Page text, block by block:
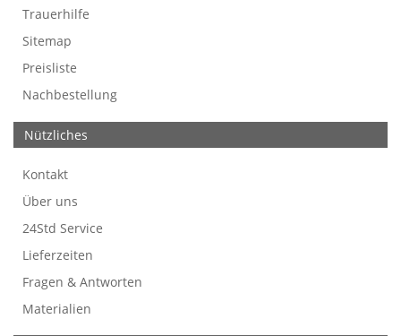
Trauerhilfe
Sitemap
Preisliste
Nachbestellung
Nützliches
Kontakt
Über uns
24Std Service
Lieferzeiten
Fragen & Antworten
Materialien